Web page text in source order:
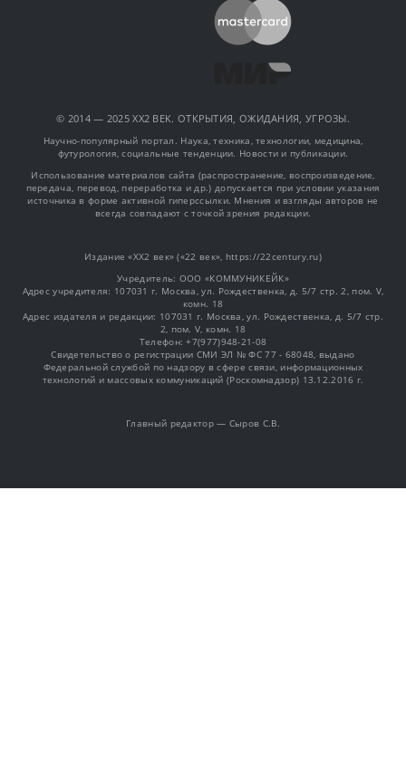
© 2014 — 2025 XX2 ВЕК. ОТКРЫТИЯ, ОЖИДАНИЯ, УГРОЗЫ.
Научно-популярный портал. Наука, техника, технологии, медицина,
футурология, социальные тенденции. Новости и публикации.
Использование материалов сайта (распространение, воспроизведение,
передача, перевод, переработка и др.) допускается при условии указания
источника в форме активной гиперссылки. Мнения и взгляды авторов не
всегда совпадают с точкой зрения редакции.
Издание «XX2 век» («22 век», https://22century.ru)
Учредитель: OOO «КОММУНИКЕЙК»
Адрес учредителя: 107031 г. Москва, ул. Рождественка, д. 5/7 стр. 2, пом. V,
комн. 18
Адрес издателя и редакции: 107031 г. Москва, ул. Рождественка, д. 5/7 стр.
2, пом. V, комн. 18
Телефон: +7(977)948-21-08
Свидетельство о регистрации СМИ ЭЛ № ФС 77 - 68048, выдано
Федеральной службой по надзору в сфере связи, информационных
технологий и массовых коммуникаций (Роскомнадзор) 13.12.2016 г.
Главный редактор — Сыров С.В.